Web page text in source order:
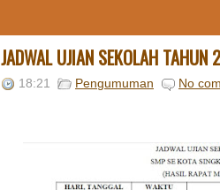
JADWAL UJIAN SEKOLAH TAHUN
18:21 Pengumuman No